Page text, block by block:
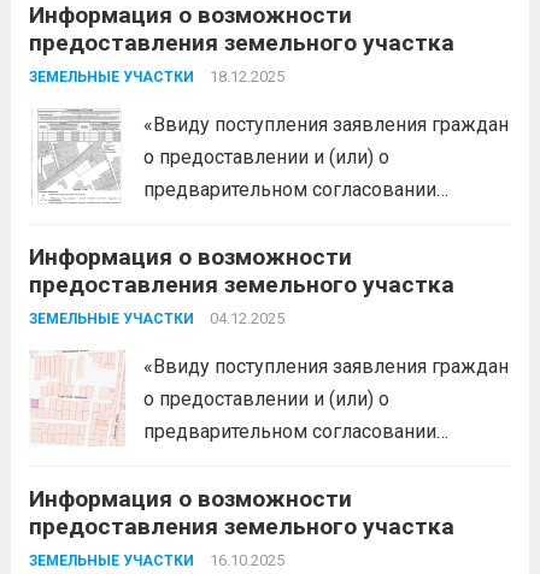
администрация муниципального
образования Белореченский
муниципальный район Краснодарского
ЗК РФ информирует о возможности
предоставления следующего
земельного участка:...
Информация о возможности
предоставления земельного участка
ЗЕМЕЛЬНЫЕ УЧАСТКИ 18.12.2025
«Ввиду поступления заявления граждан
о предоставлении и (или) о
предварительном согласовании
администрация муниципального
образования Белореченский
муниципальный район Краснодарского
ЗК РФ информирует о возможности
предоставления следующего
земельного участка:...
Информация о возможности
предоставления земельного участка
ЗЕМЕЛЬНЫЕ УЧАСТКИ 04.12.2025
«Ввиду поступления заявления граждан
о предоставлении и (или) о
предварительном согласовании
администрация муниципального
образования Белореченский
муниципальный район Краснодарского
Информация о возможности
предоставления земельного участка
ЗЕМЕЛЬНЫЕ УЧАСТКИ 16.10.2025